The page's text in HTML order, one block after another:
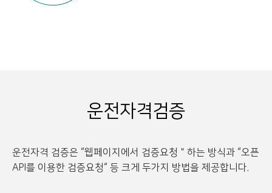
운전자격검증
운전자격 검증은 “웹페이지에서 검증요청＂하는 방식과 “오픈
API를 이용한 검증요청“ 등 크게 두가지 방법을 제공합니다.